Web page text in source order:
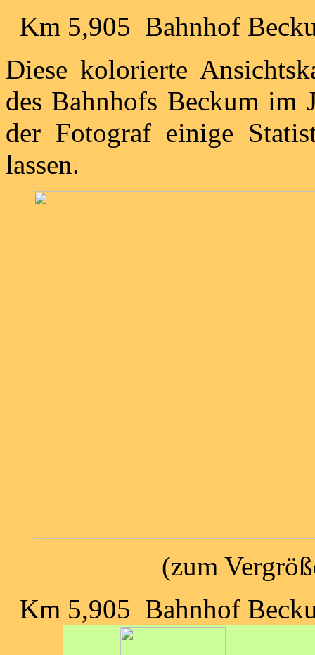
Km 5,905 Bahnhof
Diese kolorierte
des Bahnhofs Beckum im
der Fotograf einige
lassen.
(zum
Km 5,905 Bahnhof